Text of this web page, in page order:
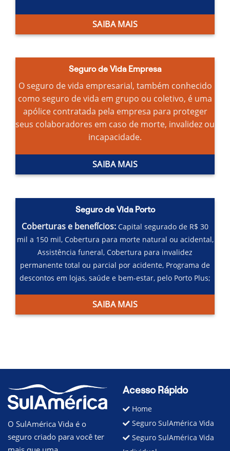
SAIBA MAIS
Seguro de Vida Empresa
O seguro de vida empresarial, também conhecido
como seguro de vida em grupo ou coletivo, é uma
apólice contratada pela empresa para proteger
seus colaboradores em caso de morte, invalidez ou
incapacidade.
SAIBA MAIS
Seguro de Vida Porto
Coberturas e benefícios: Capital segurado de R$ 30
mil a 150 mil, Cobertura para morte natural ou acidental,
Assistência funeral,Cobertura para invalidez
permanente total ou parcial por acidente, Programa de
descontos em lojas, saúde e bem-estar, pelo Porto Plus;
SAIBA MAIS
O SulAmérica Vida é o
seguro criado para você ter
Acesso Rápido
Home
Seguro SulAmérica Vida
Seguro SulAmérica Vida